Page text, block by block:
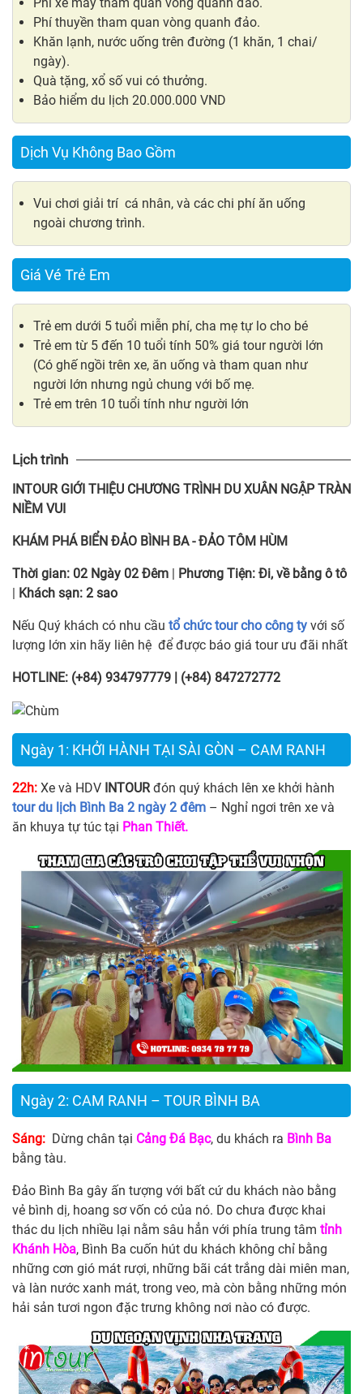
Phí thuyền tham quan vòng quanh đảo.
Khăn lạnh, nước uống trên đường (1 khăn, 1 chai/
ngày).
Quà tặng, xổ số vui có thưởng.
Bảo hiểm du lịch 20.000.000 VND
Dịch Vụ Không Bao Gồm
Vui chơi giải trí cá nhân, và các chi phí ăn uống
ngoài chương trình.
Giá Vé Trẻ Em
Trẻ em dưới 5 tuổi miễn phí, cha mẹ tự lo cho bé
Trẻ em từ 5 đến 10 tuổi tính 50% giá tour người lớn
(Có ghế ngồi trên xe, ăn uống và tham quan như
người lớn nhưng ngủ chung với bố mẹ.
Trẻ em trên 10 tuổi tính như người lớn
Lịch trình
INTOUR GIỚI THIỆU CHƯƠNG TRÌNH DU XUÂN NGẬP TRÀN
NIỀM VUI
KHÁM PHÁ BIỂN ĐẢO BÌNH BA - ĐẢO TÔM HÙM
Thời gian: 02 Ngày 02 Đêm Phương Tiện: Đi, về bằng ô tô
Khách sạn: 2 sao
Nếu Quý khách có nhu cầu tổ chức tour cho công ty với số
lượng lớn xin hãy liên hệ để được báo giá tour ưu đãi nhất
HOTLINE: (+84) 934797779 | (+84) 847272772
Ngày 1: KHỞI HÀNH TẠI SÀI GÒN – CAM RANH
22h: Xe và HDV INTOURđón quý khách lên xe khởi hành
tour du lịch Bình Ba 2 ngày 2 đêm – Nghỉ ngơi trên xe và
ăn khuya tự túc tại Phan Thiết.
Ngày 2: CAM RANH – TOUR BÌNH BA
Sáng: Dừng chân tại Cảng Đá Bạc, du khách ra Bình Ba
bằng tàu.
Đảo Bình Ba gây ấn tượng với bất cứ du khách nào bằng
vẻ bình dị, hoang sơ vốn có của nó. Do chưa được khai
thác du lịch nhiều lại nằm sâu hẳn với phía trung tâm tỉnh
Khánh Hòa, Bình Ba cuốn hút du khách không chỉ bằng
những cơn gió mát rượi, những bãi cát trắng dài miên man,
và làn nước xanh mát, trong veo, mà còn bằng những món
hải sản tươi ngon đặc trưng không nơi nào có được.